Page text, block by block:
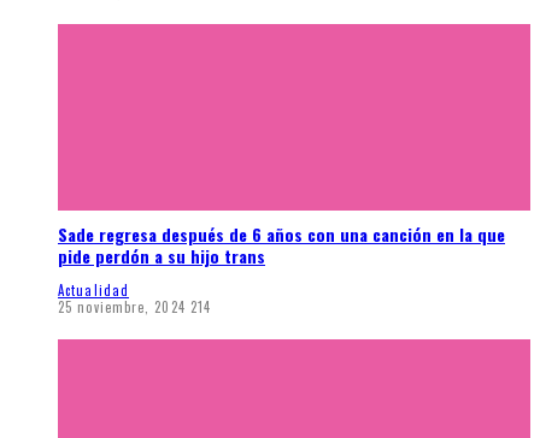
Sade regresa después de 6 años con una canción en la que
pide perdón a su hijo trans
Actualidad
25 noviembre, 2024 214